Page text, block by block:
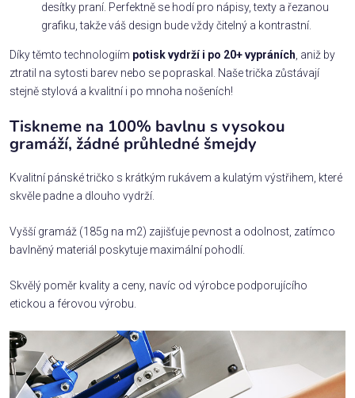
desítky praní. Perfektně se hodí pro nápisy, texty a řezanou
grafiku, takže váš design bude vždy čitelný a kontrastní.
Díky těmto technologiím potisk vydrží i po 20+ vypráních, aniž by
ztratil na sytosti barev nebo se popraskal. Naše trička zůstávají
stejně stylová a kvalitní i po mnoha nošeních!
Tiskneme na 100% bavlnu s vysokou
gramáží, žádné průhledné šmejdy
Kvalitní pánské tričko s krátkým rukávem a kulatým výstřihem, které
skvěle padne a dlouho vydrží.
Vyšší gramáž (185g na m2) zajišťuje pevnost a odolnost, zatímco
bavlněný materiál poskytuje maximální pohodlí.
Skvělý poměr kvality a ceny, navíc od výrobce podporujícího
etickou a férovou výrobu.